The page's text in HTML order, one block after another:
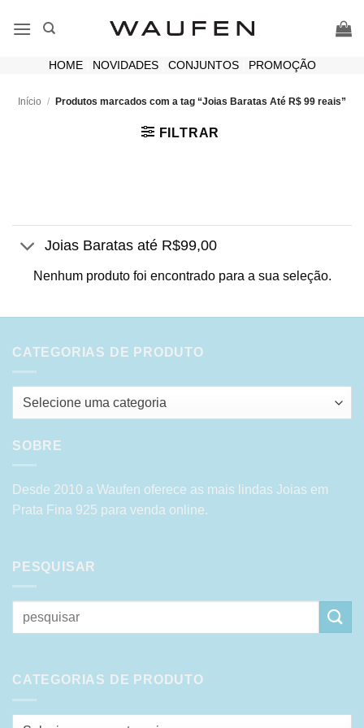
HOME| NOVIDADES| CONJUNTOS| PROMOÇÃO
Início / Produtos marcados com a tag “Joias Baratas Até R$ 99 reais”
FILTRAR
Joias Baratas até R$99,00
Nenhum produto foi encontrado para a sua seleção.
CATEGORIAS DE PRODUTO
Selecione uma categoria
SOBRE
Desde 2010 a Waufen oferece as mais lindas Joias em
Prata Fina 925 para venda online.
PESQUISAR
Pesquisar
por:
CATEGORIAS DE PRODUTO